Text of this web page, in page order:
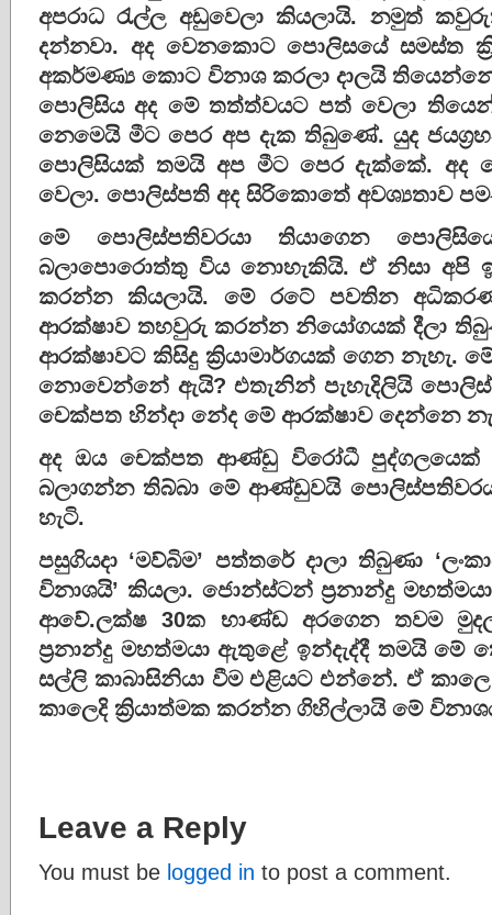
අපරාධ රැල්ල අඩුවෙලා කියලායි. නමුත්
දන්නවා. අද වෙනකොට පොලිසයේ සමස්ත
අකර්මණ්‍ය කොට විනාශ කරලා දාලයි
පොලිසිය අද මේ තත්ත්වයට පත් වෙලා
නෙමෙයි මීට පෙර අප දැක තිබුණේ. යුද
පොලිසියක් තමයි අප මීට පෙර දැක්කේ.
වෙලා. පොලිස්පති අද සිරිකොතේ අවශ්‍යතාව
මේ පොලිස්පතිවරයා තියාගෙන
බලාපොරොත්තු විය නොහැකියි. ඒ නිසා අපි
කරන්න කියලායි. මේ රටේ පවතින
ආරක්ෂාව තහවුරු කරන්න නියෝගයක් දීලා
ආරක්ෂාවට කිසිදු ක්‍රියාමාර්ගයක් ගෙන නැහැ.
නොවෙන්නේ ඇයි? එතැනින් පැහැදිලියි
චෙක්පත හින්දා නේද මේ ආරක්ෂාව දෙන්නෙ
අද ඔය චෙක්පත ආණ්ඩු විරෝධී පුද්ගලයෙක්
බලාගන්න තිබ්බා මේ ආණ්ඩුවයි
හැටි.
පසුගියදා ‘මව්බිම’ පත්තරේ දාලා තිබුණා
විනාශයි’ කියලා. ජොන්ස්ටන් ප්‍රනාන්දු
ආවේ.ලක්ෂ 30ක භාණ්ඩ අරගෙන තවම
ප්‍රනාන්දු මහත්මයා ඇතුළේ ඉන්දැද්දී තමයි මේ
සල්ලි කාබාසිනියා වීම එළියට එන්නේ. ඒ
කාලෙදි ක්‍රියාත්මක කරන්න ගිහිල්ලායි මේ
Leave a Reply
You must be logged in to post a comment.